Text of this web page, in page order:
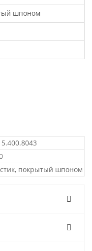
шпоном
покрытый шпоном